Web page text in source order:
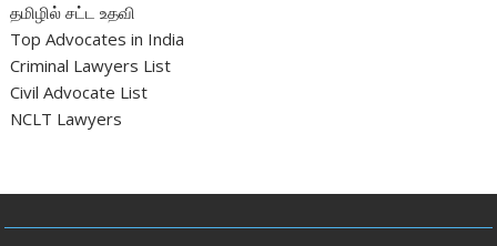
தமிழில் சட்ட உதவி
Top Advocates in India
Criminal Lawyers List
Civil Advocate List
NCLT Lawyers